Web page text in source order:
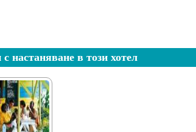
настаняване в този хотел